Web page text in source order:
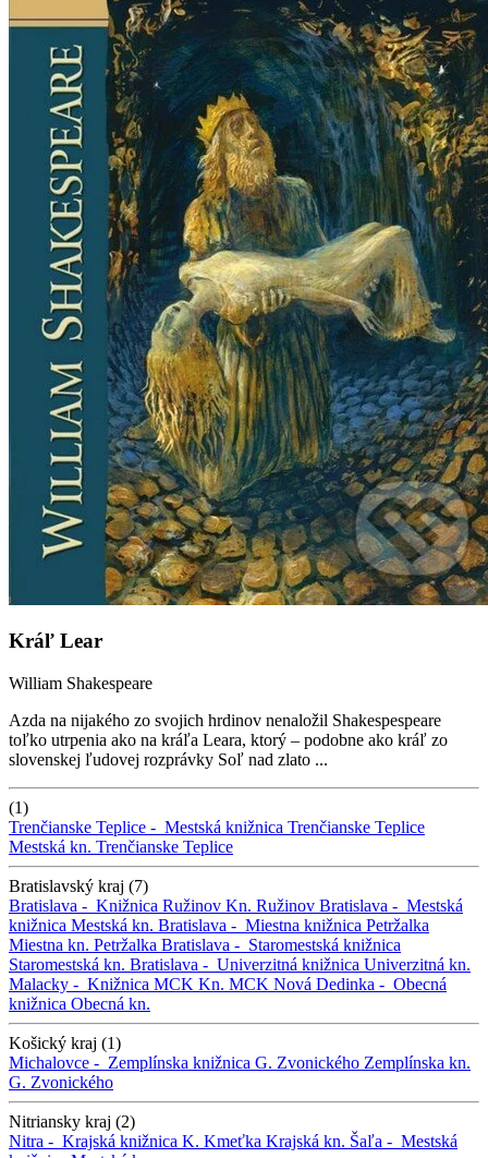
Kráľ Lear
William Shakespeare
Azda na nijakého zo svojich hrdinov nenaložil Shakespespeare
toľko utrpenia ako na kráľa Leara, ktorý – podobne ako kráľ zo
slovenskej ľudovej rozprávky Soľ nad zlato ...
(1)
Trenčianske Teplice - Mestská knižnica Trenčianske Teplice
Mestská kn. Trenčianske Teplice
Bratislavský kraj (7)
Bratislava - Knižnica Ružinov Kn. Ružinov Bratislava - Mestská
knižnica Mestská kn. Bratislava - Miestna knižnica Petržalka
Miestna kn. Petržalka Bratislava - Staromestská knižnica
Staromestská kn. Bratislava - Univerzitná knižnica Univerzitná kn.
Malacky - Knižnica MCK Kn. MCK Nová Dedinka - Obecná
knižnica Obecná kn.
Košický kraj (1)
Michalovce - Zemplínska knižnica G. Zvonického Zemplínska kn.
G. Zvonického
Nitriansky kraj (2)
Nitra - Krajská knižnica K. Kmeťka Krajská kn. Šaľa - Mestská